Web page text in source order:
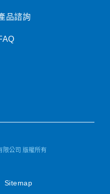
品諮詢
限公司 版權所有
Sitemap